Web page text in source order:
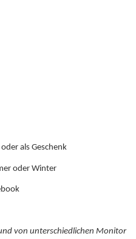
als Geschenk
oder Winter
von unterschiedlichen Monitor